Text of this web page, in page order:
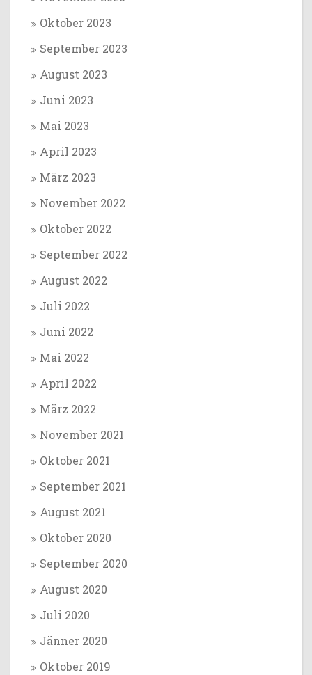
Oktober 2023
September 2023
August 2023
Juni 2023
Mai 2023
April 2023
März 2023
November 2022
Oktober 2022
September 2022
August 2022
Juli 2022
Juni 2022
Mai 2022
April 2022
März 2022
November 2021
Oktober 2021
September 2021
August 2021
Oktober 2020
September 2020
August 2020
Juli 2020
Jänner 2020
Oktober 2019